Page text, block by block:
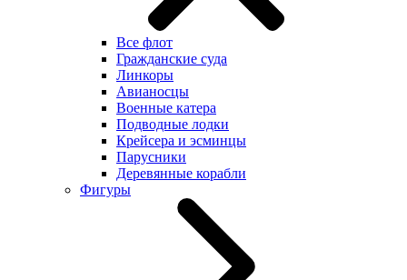
Все флот
Гражданские суда
Линкоры
Авианосцы
Военные катера
Подводные лодки
Крейсера и эсминцы
Парусники
Деревянные корабли
Фигуры